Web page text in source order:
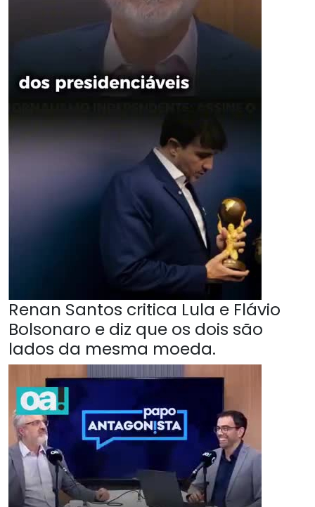
Renan Santos critica Lula e Flávio
Bolsonaro e diz que os dois são
lados da mesma moeda.